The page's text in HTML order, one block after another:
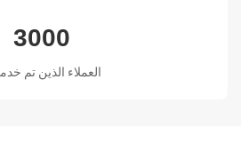
3000
العملاء الذين تم